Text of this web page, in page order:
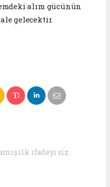
alım gücünün
gelecektir.
ilk ifadeyi siz